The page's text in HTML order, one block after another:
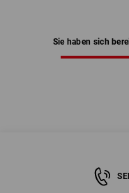
Sie haben sich